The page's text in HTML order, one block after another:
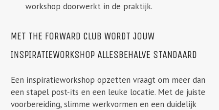
workshop doorwerkt in de praktijk.
MET THE FORWARD CLUB WORDT JOUW
INSPIRATIEWORKSHOP ALLESBEHALVE STANDAARD
Een inspiratieworkshop opzetten vraagt om meer dan
een stapel post-its en een leuke locatie. Met de juiste
voorbereiding, slimme werkvormen en een duidelijk